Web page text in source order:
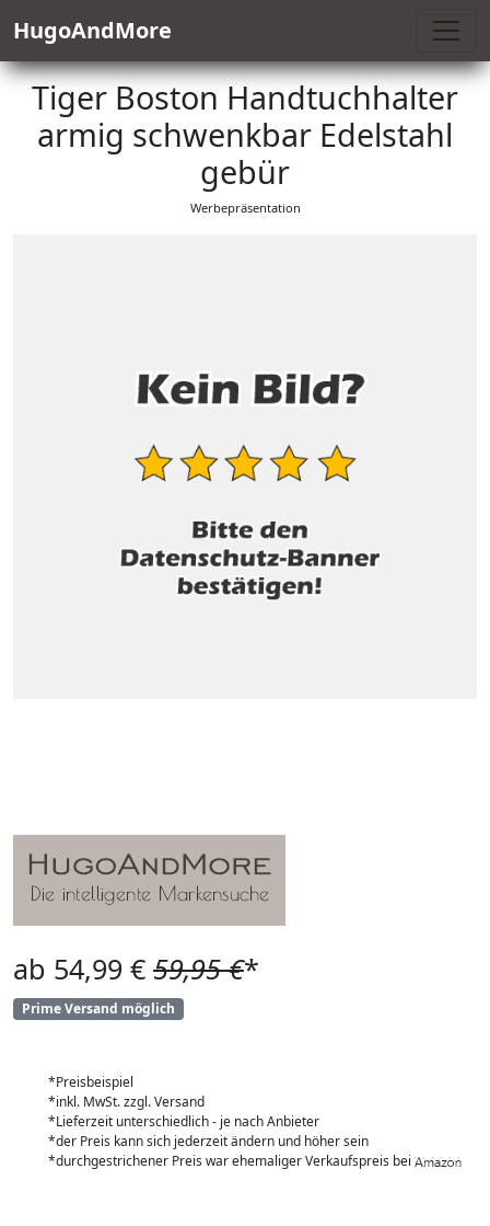
HugoAndMore
Tiger Boston Handtuchhalter
armig schwenkbar Edelstahl
gebür
Werbepräsentation
ab 54,99 € 59,95 €*
Prime Versand möglich
*Preisbeispiel
*inkl. MwSt. zzgl. Versand
*Lieferzeit unterschiedlich - je nach Anbieter
*der Preis kann sich jederzeit ändern und höher sein
*durchgestrichener Preis war ehemaliger Verkaufspreis bei